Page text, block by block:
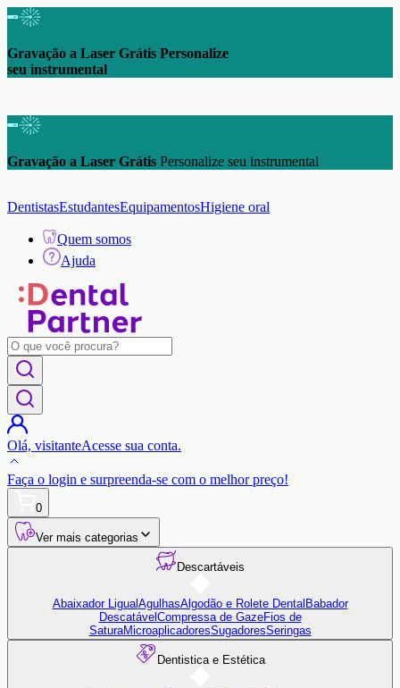
Gravação a Laser Grátis Personalize
seu instrumental
Gravação a Laser Grátis Personalize seu instrumental
DentistasEstudantesEquipamentosHigiene oral
Quem somos
Ajuda
Olá, visitanteAcesse sua conta.
Faça o login e surpreenda-se com o melhor preço!
0
Ver mais categorias
Descartáveis
Abaixador Ligual AgulhasAlgodão e Rolete Dental Babador
Descatável Compressa de GazeFios de
SaturaMicroaplicadoresSugadoresSeringas
Dentistica e Estética